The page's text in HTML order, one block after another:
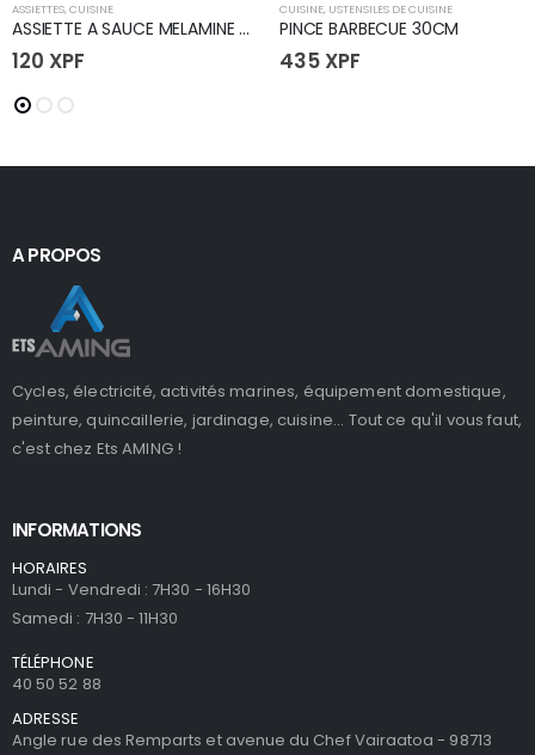
ASSIETTES, CUISINE
ASSIETTE A SAUCE MELAMINE 80mm
120 XPF
CUISINE, USTENSILES DE CUISINE
PINCE BARBECUE 30CM
435 XPF
A PROPOS
Cycles, électricité, activités marines, équipement domestique,
peinture, quincaillerie, jardinage, cuisine... Tout ce qu'il vous faut,
c'est chez Ets AMING !
INFORMATIONS
HORAIRES
Lundi - Vendredi : 7H30 - 16H30
Samedi : 7H30 - 11H30
TÉLÉPHONE
40 50 52 88
ADRESSE
Angle rue des Remparts et avenue du Chef Vairaatoa - 98713